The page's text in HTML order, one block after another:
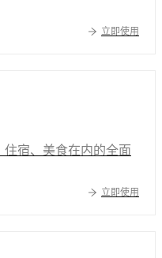
立即使用
宿、美食在内的全面
立即使用